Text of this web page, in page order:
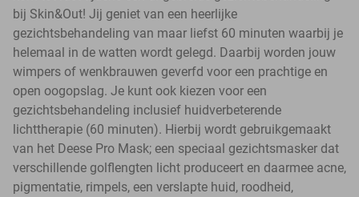
bij Skin&Out! Jij geniet van een heerlijke
gezichtsbehandeling van maar liefst 60 minuten waarbij je
helemaal in de watten wordt gelegd. Daarbij worden jouw
wimpers of wenkbrauwen geverfd voor een prachtige en
open oogopslag. Je kunt ook kiezen voor een
gezichtsbehandeling inclusief huidverbeterende
lichttherapie (60 minuten). Hierbij wordt gebruikgemaakt
van het Deese Pro Mask; een speciaal gezichtsmasker dat
verschillende golflengten licht produceert en daarmee acne,
pigmentatie, rimpels, een verslapte huid, roodheid,